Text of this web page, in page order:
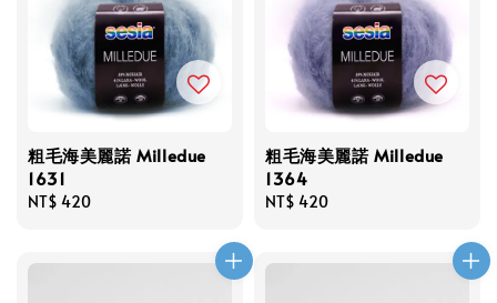
粗毛海美麗諾 Milledue
1631
Regular
NT$ 420
粗毛海美麗諾 Milledue
1364
Regular
NT$ 420